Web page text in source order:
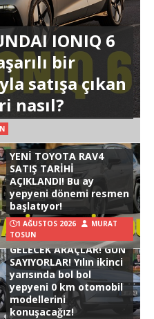
IONIQ 6
bir
satışa çıkan
nasıl?
YENİ TOYOTA RAV4
SATIŞ TARİHİ
AÇIKLANDI! Bu ay
yepyeni dönemi resmen
başlatıyor!
1 AĞUSTOS 2026
MURAT
TOSUN
GELECEK ARAÇLAR! GÜN
SAYIYORLAR! Yılın ikinci
yarısında bol bol
yepyeni 0 km otomobil
modellerini
konuşacağız!